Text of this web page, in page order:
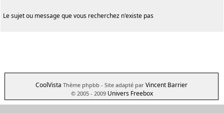
Le sujet ou message que vous recherchez n'existe pas
CoolVista Thème phpbb - Site adapté par Vincent Barrier
© 2005 - 2009 Univers Freebox